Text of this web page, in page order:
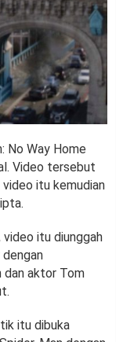
No Way Home
Video tersebut
itu kemudian
itu diunggah
dan aktor Tom
itu dibuka